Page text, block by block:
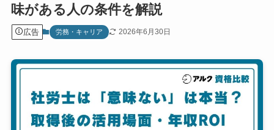
味がある人の条件を解説
広告 労務・キャリア 2026年6月30日